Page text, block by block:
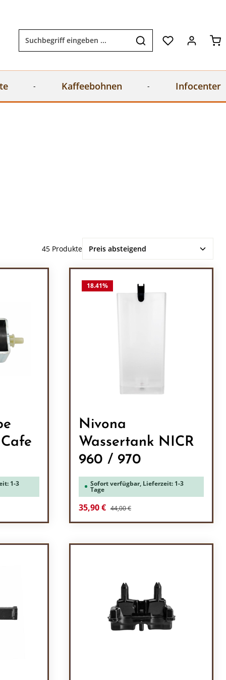
Kaffeebohnen Infocenter
45 Produkte
1-3
18.41%
Nivona
Wassertank NICR
960 / 970
Sofort verfügbar, Lieferzeit: 1-3
Tage
Verkaufspreis:
35,90 € 44,00 €